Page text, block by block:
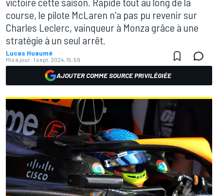
course, le pilote McLaren n'a pas pu revenir sur
Charles Leclerc, vainqueur à Monza grâce à une
stratégie à un seul arrêt.
Lucas Huaumé
Mis à jour: 1 sept. 2024, 15:59
AJOUTER COMME SOURCE PRIVILÉGIÉE